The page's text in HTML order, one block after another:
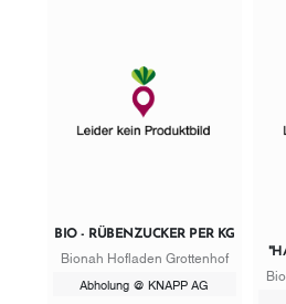
BIO - RÜBENZUCKER PER KG
Bionah Hofladen Grottenhof
Abholung @ KNAPP AG